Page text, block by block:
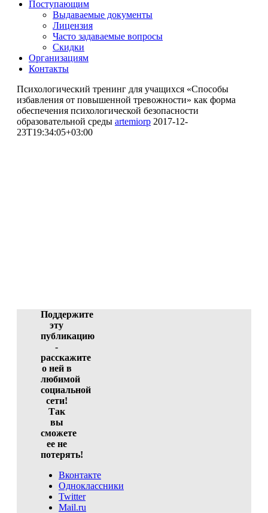
Поступающим
Выдаваемые документы
Лицензия
Часто задаваемые вопросы
Скидки
Организациям
Контакты
Психологический тренинг для учащихся «Способы
избавления от повышенной тревожности» как форма
обеспечения психологической безопасности
образовательной среды artemiorp 2017-12-
23T19:34:05+03:00
Поддержите
эту
публикацию
-
расскажите
о ней в
любимой
социальной
сети!
Так
вы
сможете
ее не
потерять!
Вконтакте
Одноклассники
Twitter
Mail.ru